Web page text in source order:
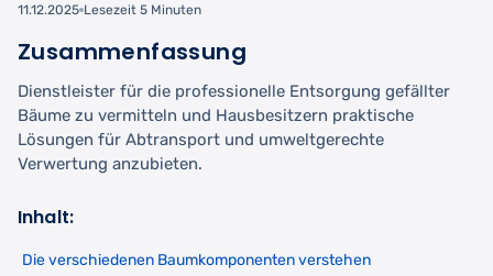
11.12.2025 Lesezeit 5 Minuten
Zusammenfassung
Dienstleister für die professionelle Entsorgung gefällter
Bäume zu vermitteln und Hausbesitzern praktische
Lösungen für Abtransport und umweltgerechte
Verwertung anzubieten.
Inhalt:
Die verschiedenen Baumkomponenten verstehen